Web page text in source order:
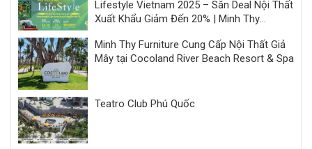
Lifestyle Vietnam 2025 – Săn Deal Nội Thất
Xuất Khẩu Giảm Đến 20% | Minh Thy
Minh Thy Furniture Cung Cấp Nội Thất Giả
Mây tại Cocoland River Beach Resort & Spa
Teatro Club Phú Quốc